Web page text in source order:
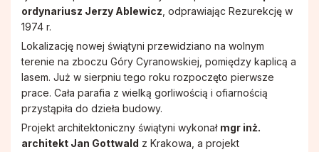
ordynariusz Jerzy Ablewicz , odprawiając Rezurekcję w
1974 r.
Lokalizację nowej świątyni przewidziano na wolnym
terenie na zboczu Góry Cyranowskiej, pomiędzy kaplicą a
lasem. Już w sierpniu tego roku rozpoczęto pierwsze
prace. Cała parafia z wielką gorliwością i ofiarnością
przystąpiła do dzieła budowy.
Projekt architektoniczny świątyni wykonał mgr inż.
architekt Jan Gottwald z Krakowa, a projekt